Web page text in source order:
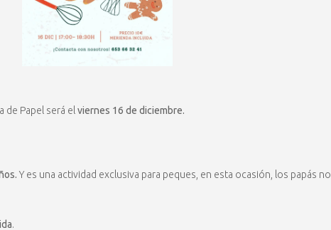
de Papel será elviernes 16 de diciembre.
Y es una actividad exclusiva para peques, en esta ocasión, los papás no
.